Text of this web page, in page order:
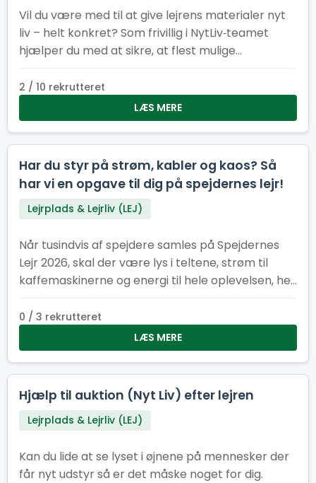
Vil du være med til at give lejrens materialer nyt
liv – helt konkret? Som frivillig i NytLiv‑teamet
hjælper du med at sikre, at flest mulige
genbrugt i stedet for kasseret.
2 / 10 rekrutteret
LÆS MERE
Har du styr på strøm, kabler og kaos? Så
har vi en opgave til dig på spejdernes lejr!
Lejrplads & Lejrliv (LEJ)
Når tusindvis af spejdere samles på Spejdernes
Lejr 2026, skal der være lys i teltene, strøm til
kaffemaskinerne og energi til hele oplevelsen, her
0 / 3 rekrutteret
LÆS MERE
Hjælp til auktion (Nyt Liv) efter lejren
Lejrplads & Lejrliv (LEJ)
Kan du lide at se lyset i øjnene på mennesker der
får nyt udstyr så er det måske noget for dig.